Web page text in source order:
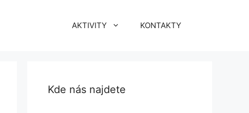
AKTIVITY KONTAKTY
Kde nás najdete